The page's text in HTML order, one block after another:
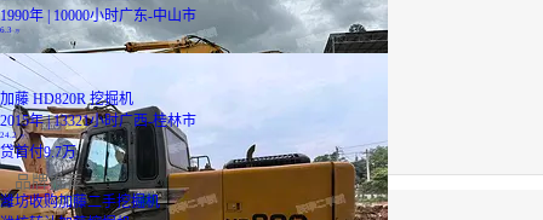
1990年 | 10000小时广东-中山市
6.3 万
加藤 HD820R 挖掘机
2015年 | 13321小时广西-桂林市
24.2万
贷首付9.7万
品牌推荐
潍坊收购加藤二手挖掘机